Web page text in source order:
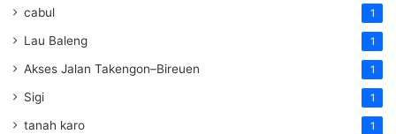
cabul 1
Lau Baleng 1
Akses Jalan Takengon–Bireuen 1
Sigi 1
tanah karo 1